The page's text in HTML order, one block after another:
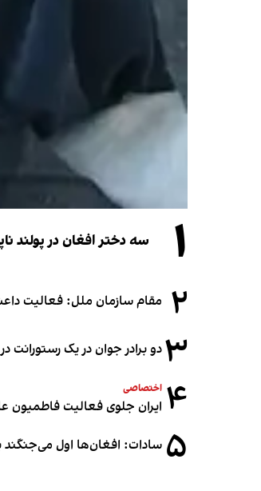
۱ سه دختر افغان در پولند
۲ مقام سازمان ملل: فعالیت
۳دو برادر جوان در یک
۴ اختصاصی
ایران جلوی فعالیت فاطمیون
۵ سادات: افغان‌ها اول